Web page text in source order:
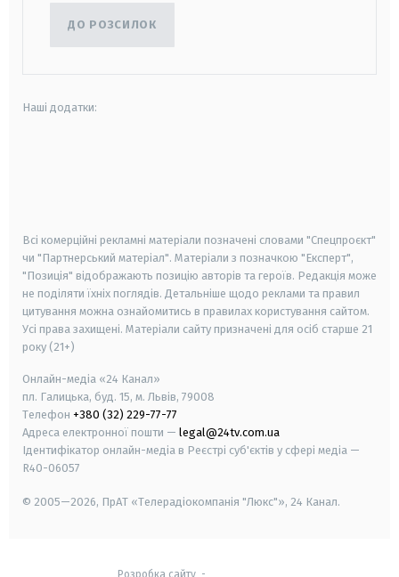
ДО РОЗСИЛОК
Наші додатки:
Всі комерційні рекламні матеріали позначені словами "Спецпроєкт"
чи "Партнерський матеріал". Матеріали з позначкою "Експерт",
"Позиція" відображають позицію авторів та героїв. Редакція може
не поділяти їхніх поглядів. Детальніше щодо реклами та правил
цитування можна ознайомитись в правилах користування сайтом.
Усі права захищені. Матеріали сайту призначені для осіб старше 21
року (21+)
Онлайн-медіа «24 Канал»
пл. Галицька, буд. 15, м. Львів, 79008
Телефон +380 (32) 229-77-77
Адреса електронної пошти — legal@24tv.com.ua
Ідентифікатор онлайн-медіа в Реєстрі суб'єктів у сфері медіа —
R40-06057
© 2005—2026, ПрАТ «Телерадіокомпанія "Люкс"», 24 Канал.
Розробка сайту-